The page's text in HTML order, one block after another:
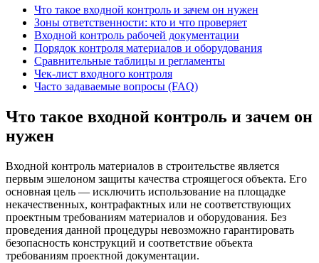
Что такое входной контроль и зачем он нужен
Зоны ответственности: кто и что проверяет
Входной контроль рабочей документации
Порядок контроля материалов и оборудования
Сравнительные таблицы и регламенты
Чек-лист входного контроля
Часто задаваемые вопросы (FAQ)
Что такое входной контроль и зачем он
нужен
Входной контроль материалов в строительстве является
первым эшелоном защиты качества строящегося объекта. Его
основная цель — исключить использование на площадке
некачественных, контрафактных или не соответствующих
проектным требованиям материалов и оборудования. Без
проведения данной процедуры невозможно гарантировать
безопасность конструкций и соответствие объекта
требованиям проектной документации.